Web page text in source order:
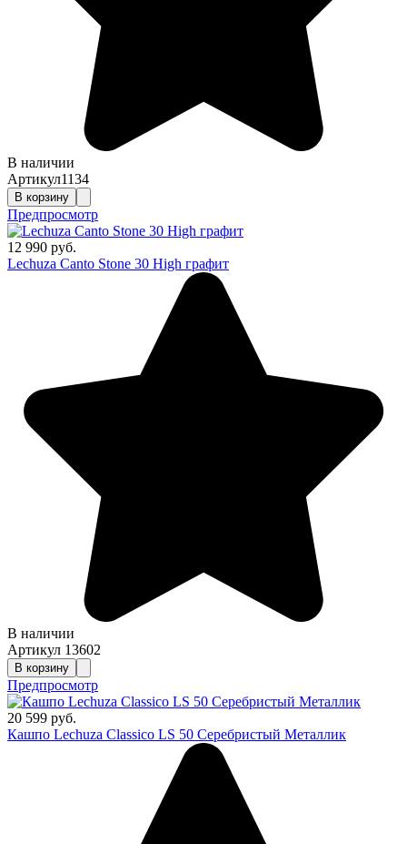
В наличии
Артикул1134
В корзину
Предпросмотр
12 990 руб.
Lechuza Canto Stone 30 High графит
В наличии
Артикул 13602
В корзину
Предпросмотр
20 599 руб.
Кашпо Lechuza Classico LS 50 Серебристый Металлик